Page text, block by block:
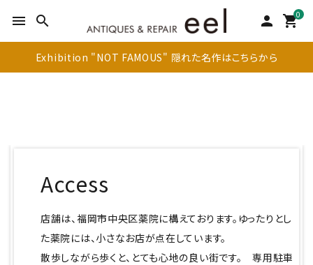
menu search person 0
shopping_cart
Exhibition "NOT FAMOUS" 隠れた名作はこちらから
新着商品
アイテムを探す
Access
店舗は、福岡市中央区薬院に構えております。ゆったりとし
た薬院には、小さなお店が点在しています。
散歩しながら歩くと、とても心地の良い街です。 専用駐車